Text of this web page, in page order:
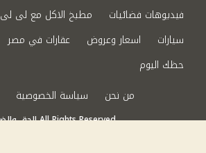
فيديوهات فضائيات
مطبخ الاكل مع لى لى
سيارات
اسعار وعروض عقارات في مصر
حظك اليوم
من نحن
سياسة الخصوصية
©2024 الحق والضلال All Rights Reserved.